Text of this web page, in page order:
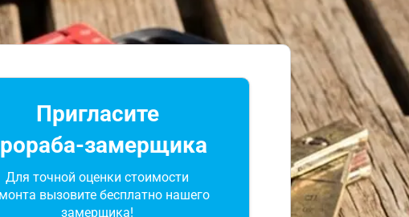
Пригласите
замерщика
Для точной оценки стоимости
вызовите бесплатно нашего
замерщика!